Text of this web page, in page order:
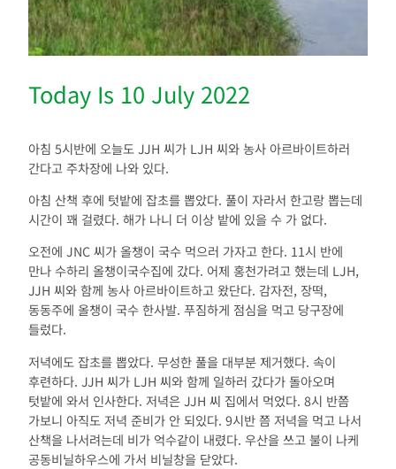
Today Is 10 July 2022
아침 5시반에 오늘도 JJH 씨가 LJH 씨와 농사 아르바이트하러
간다고 주차장에 나와 있다.
아침 산책 후에 텃밭에 잡초를 뽑았다. 풀이 자라서 한고랑 뽑는데
시간이 꽤 걸렸다. 해가 나니 더 이상 밭에 있을 수 가 없다.
오전에 JNC 씨가 올챙이 국수 먹으러 가자고 한다. 11시 반에
만나 수하리 올챙이국수집에 갔다. 어제 홍천가려고 했는데 LJH,
JJH 씨와 함께 농사 아르바이트하고 왔단다. 감자전, 장떡,
동동주에 올챙이 국수 한사발. 푸짐하게 점심을 먹고 당구장에
들렀다.
저녁에도 잡초를 뽑았다. 무성한 풀을 대부분 제거했다. 속이
후련하다. JJH 씨가 LJH 씨와 함께 일하러 갔다가 돌아오며
텃밭에 와서 인사한다. 저녁은 JJH 씨 집에서 먹었다. 8시 반쯤
가보니 아직도 저녁 준비가 안 되있다. 9시반 쯤 저녁을 먹고 나서
산책을 나서려는데 비가 억수같이 내렸다. 우산을 쓰고 불이 나케
공동비닐하우스에 가서 비닐창을 닫았다.